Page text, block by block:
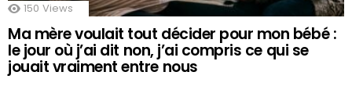
150 Views
Ma mère voulait tout décider pour mon bébé :
le jour où j’ai dit non, j’ai compris ce qui se
jouait vraiment entre nous